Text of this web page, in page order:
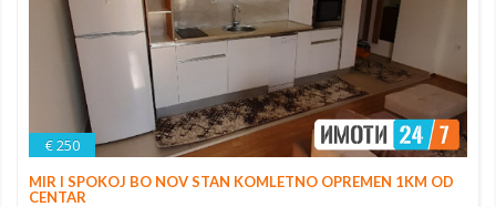
€ 250
MIR I SPOKOJ BO NOV STAN KOMLETNO OPREMEN 1KM OD
CENTAR